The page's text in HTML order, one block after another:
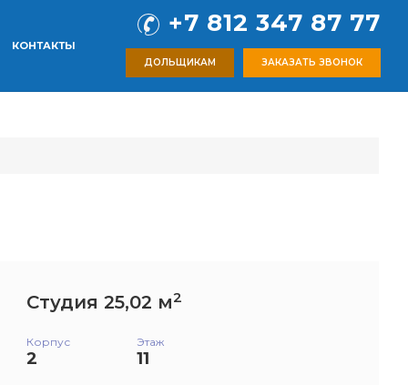
КОНТАКТЫ
+7 812 347 87 77
ДОЛЬЩИКАМ ЗАКАЗАТЬ ЗВОНОК
Студия 25,02 м2
Корпус
2
Этаж
11